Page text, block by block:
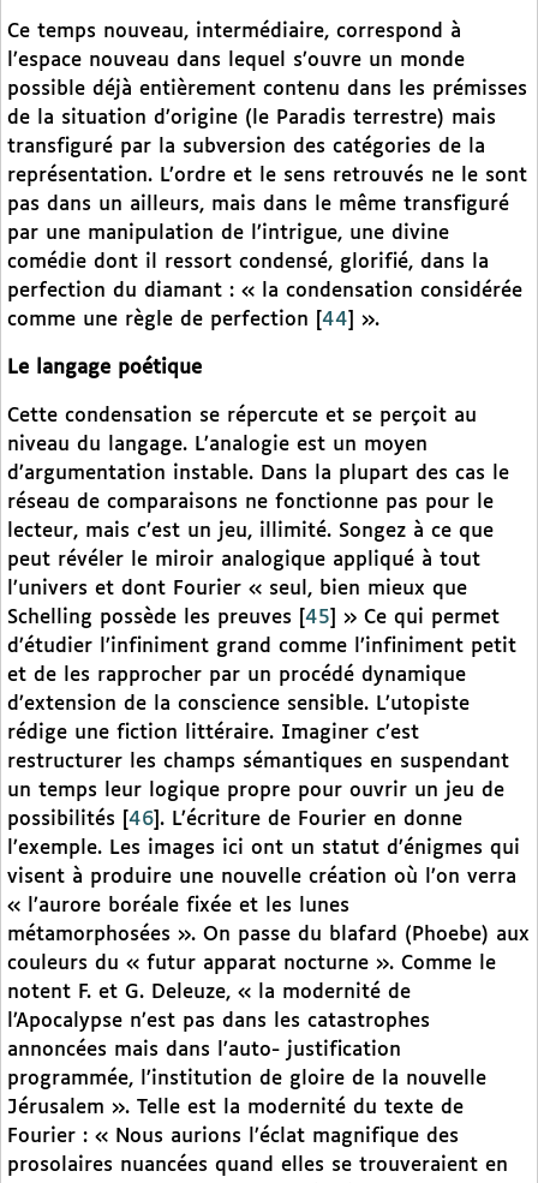
Ce temps nouveau, intermédiaire, correspond à
l’espace nouveau dans lequel s’ouvre un monde
possible déjà entièrement contenu dans les prémisses
de la situation d’origine (le Paradis terrestre) mais
transfiguré par la subversion des catégories de la
représentation. L’ordre et le sens retrouvés ne le sont
pas dans un ailleurs, mais dans le même transfiguré
par une manipulation de l’intrigue, une divine
comédie dont il ressort condensé, glorifié, dans la
perfection du diamant : « la condensation considérée
comme une règle de perfection
44 ».
Le langage poétique
Cette condensation se répercute et se perçoit au
niveau du langage. L’analogie est un moyen
d’argumentation instable. Dans la plupart des cas le
réseau de comparaisons ne fonctionne pas pour le
lecteur, mais c’est un jeu, illimité. Songez à ce que
peut révéler le miroir analogique appliqué à tout
l’univers et dont Fourier « seul, bien mieux que
Schelling possède les preuves
45
» Ce qui permet
d’étudier l’infiniment grand comme l’infiniment petit
et de les rapprocher par un procédé dynamique
d’extension de la conscience sensible. L’utopiste
rédige une fiction littéraire. Imaginer c’est
restructurer les champs sémantiques en suspendant
un temps leur logique propre pour ouvrir un jeu de
possibilités
46 . L’écriture de Fourier en donne
l’exemple. Les images ici ont un statut d’énigmes qui
visent à produire une nouvelle création où l’on verra
« l’aurore boréale fixée et les lunes
métamorphosées ». On passe du blafard (Phoebe) aux
couleurs du « futur apparat nocturne ». Comme le
notent F. et G. Deleuze, « la modernité de
l’Apocalypse n’est pas dans les catastrophes
annoncées mais dans l’auto- justification
programmée, l’institution de gloire de la nouvelle
Jérusalem ». Telle est la modernité du texte de
Fourier : « Nous aurions l’éclat magnifique des
prosolaires nuancées quand elles se trouveraient en